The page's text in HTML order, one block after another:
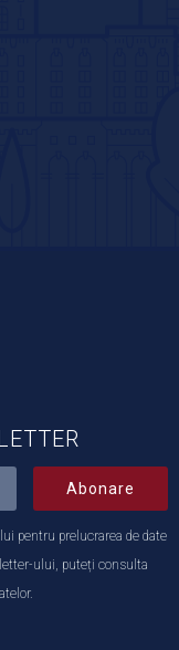
Abonare
pentru prelucrarea de date
ului, puteți consulta